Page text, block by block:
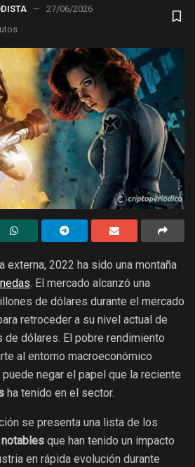
27/06/2026
externa, 2022 ha sido una montaña
. El mercado alcanzó una
de dólares durante el mercado
retroceder a su nivel actual de
dólares. El pobre rendimiento
al entorno macroeconómico
negar el papel que la reciente
ha tenido en el sector.
se presenta una lista de los
que han tenido un impacto
en rápida evolución durante